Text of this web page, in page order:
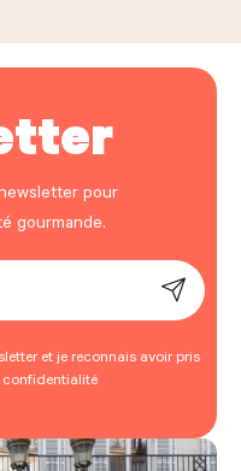
pour
gourmande.
et je reconnais avoir pris